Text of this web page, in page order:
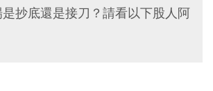
抄底還是接刀？請看以下股人阿